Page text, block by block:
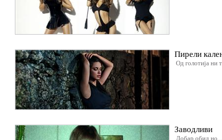
Пирели
Од голотија ни
Заводливи
Добар обид но...